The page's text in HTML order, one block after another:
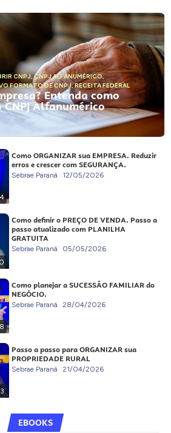
CNPJ,CNPJ ALFANUMÉRICO,
FORMATO DE CNPJ,RECEITA FEDERAL
Entenda como
Alfanumérico
Como ORGANIZAR sua EMPRESA. Reduzir
erros e crescer com SEGURANÇA.
Sebrae Paraná 12/05/2026
Como definir o PREÇO DE VENDA. Passo a
passo atualizado com PLANILHA
GRATUITA
Sebrae Paraná 05/05/2026
Como planejar a SUCESSÃO FAMILIAR do
NEGÓCIO.
Sebrae Paraná 28/04/2026
Passo a passo para ORGANIZAR sua
PROPRIEDADE RURAL
Sebrae Paraná 21/04/2026
EBOOKS